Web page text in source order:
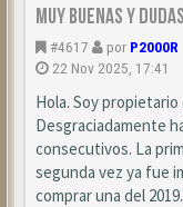
Muy buenas y
#4617 por P2000R
22 Nov 2025, 17:41
Hola. Soy
Desgraciadamente
consecutivos. La
segunda vez ya fue
comprar una del